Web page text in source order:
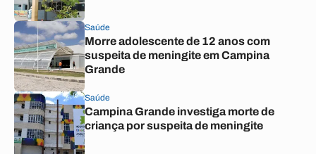
Saúde
Morre adolescente de 12 anos com
suspeita de meningite em Campina
Grande
Saúde
Campina Grande investiga morte de
criança por suspeita de meningite